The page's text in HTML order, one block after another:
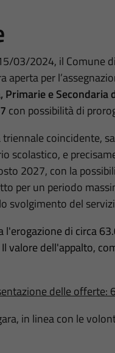
03/2024, il Comune
aperta per
e Secondaria
con possibilità di
triennale coincidente,
scolastico, e
2027, con la
per un periodo
svolgimento del
di circa
valore dell'appalto,
delle
in linea con le